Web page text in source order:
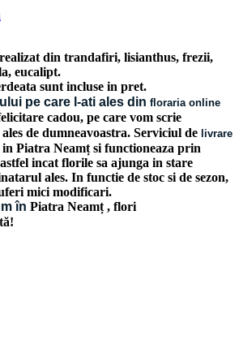
din trandafiri, lisianthus, frezii,
eucalipt.
sunt incluse in pret.
pe care l-ati ales din floraria online
cadou, pe care vom scrie
de dumneavoastra. Serviciul de livrare
Piatra Neamț si functioneaza prin
incat florile sa ajunga in stare
ales. In functie de stoc si de sezon,
mici modificari.
în Piatra Neamț , flori